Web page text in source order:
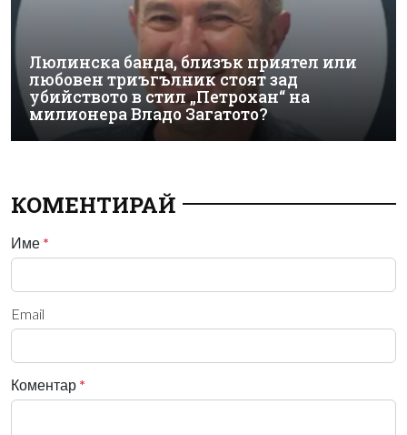
Люлинска банда, близък приятел или
любовен триъгълник стоят зад
убийството в стил „Петрохан“ на
милионера Владо Загатото?
КОМЕНТИРАЙ
Име *
Email
Коментар *